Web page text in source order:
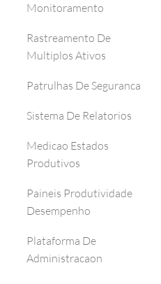
Monitoramento
Rastreamento De
Multiplos Ativos
Patrulhas De Seguranca
Sistema De Relatorios
Medicao Estados
Produtivos
Paineis Produtividade
Desempenho
Plataforma De
Administracaon